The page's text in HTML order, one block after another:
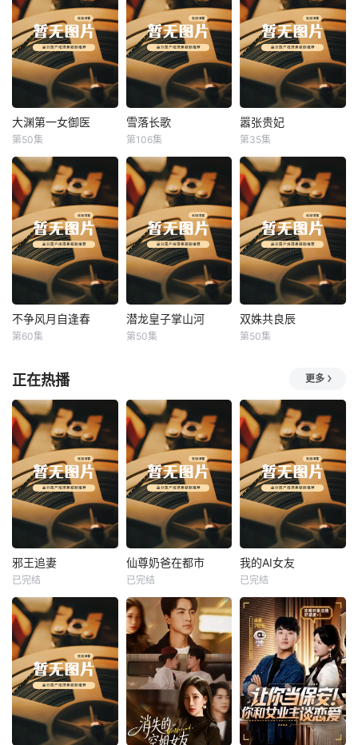
大渊第一女御医
大渊第一女御医
第50集
雪落长歌
雪落长歌
第106集
嚣张贵妃
嚣张贵妃
第35集
不争风月自逢春
不争风月自逢春
第60集
潜龙皇子掌山河
潜龙皇子掌山河
第50集
双姝共良辰
双姝共良辰
第50集
正在热播 更多
热播
邪王追妻
未知
邪王追妻
已完结
热播
未知
仙尊奶爸在都市
已完结
热播
我的AI女友
未知
我的AI女友
已完结